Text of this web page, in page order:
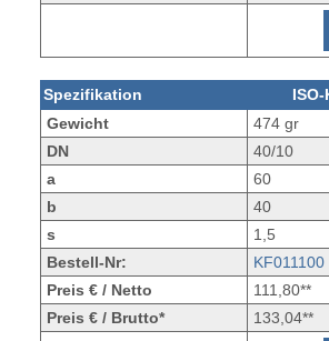
Spezifikation
ISO-
Gewicht
474 gr
DN
40/10
a
60
b
40
s
1,5
Bestell-Nr:
KF011100
Preis € / Netto
111,80**
Preis € / Brutto*
133,04**